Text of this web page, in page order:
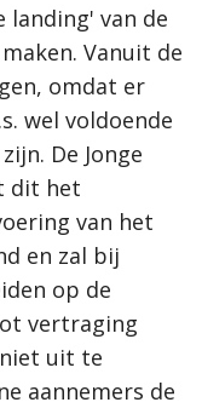
landing' van de
Vanuit de
omdat er
wel voldoende
De Jonge
dit het
van het
en zal bij
op de
vertraging
uit te
aannemers de